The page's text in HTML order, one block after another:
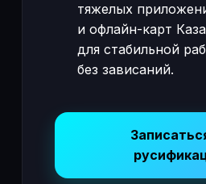
тяжелых
и офлайн-карт
для стабильной
без зависаний.